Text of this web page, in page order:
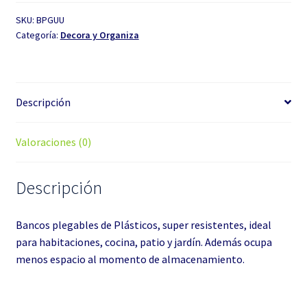
SKU: BPGUU
Categoría: Decora y Organiza
Descripción
Valoraciones (0)
Descripción
Bancos plegables de Plásticos, super resistentes, ideal
para habitaciones, cocina, patio y jardín. Además ocupa
menos espacio al momento de almacenamiento.